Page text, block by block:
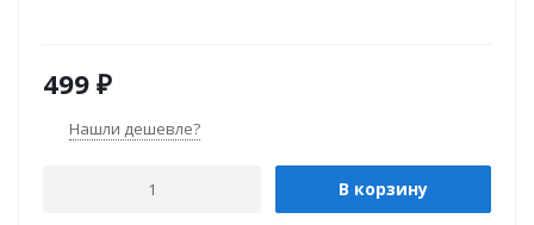
499 ₽
Нашли дешевле?
В корзину